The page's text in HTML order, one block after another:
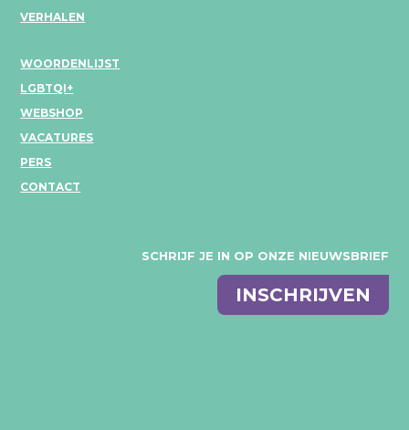
VERHALEN
WOORDENLIJST
LGBTQI+
WEBSHOP
VACATURES
PERS
CONTACT
SCHRIJF JE IN OP ONZE NIEUWSBRIEF
E-
mail
INSCHRIJVEN